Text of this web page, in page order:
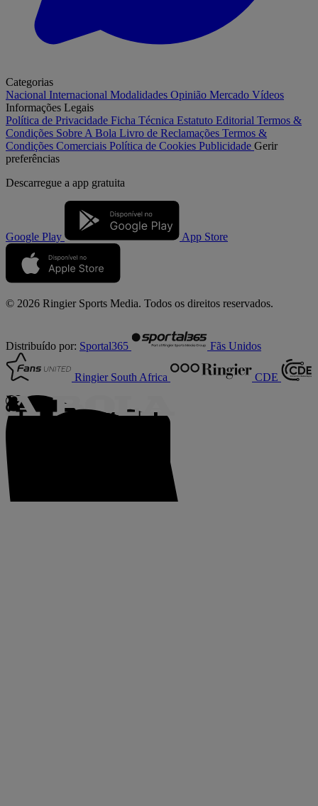
Categorias
Nacional Internacional Modalidades Opinião Mercado Vídeos
Informações Legais
Política de Privacidade Ficha Técnica Estatuto Editorial Termos &
Condições Sobre A Bola Livro de Reclamações Termos &
Condições Comerciais Política de Cookies Publicidade Gerir
preferências
Descarregue a app gratuita
Google Play App Store
© 2026 Ringier Sports Media. Todos os direitos reservados.
Distribuído por: Sportal365 Fãs Unidos
Ringier South Africa CDE